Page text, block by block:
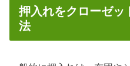
押入れをクローゼッ
法